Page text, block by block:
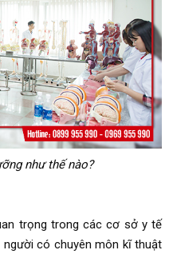
như thế nào?
trọng trong các cơ sở y tế
người có chuyên môn kĩ thuật